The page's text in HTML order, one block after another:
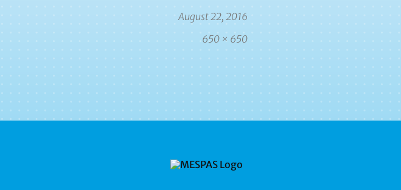
Veröffentlicht
August 22, 2016
Volle
650 × 650